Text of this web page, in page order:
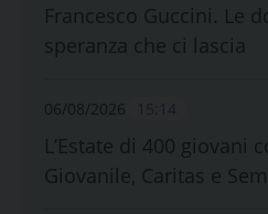
Francesco Guccini. Le
speranza che ci lascia
06/08/2026
L’Estate di 400 giovani
Giovanile, Caritas e